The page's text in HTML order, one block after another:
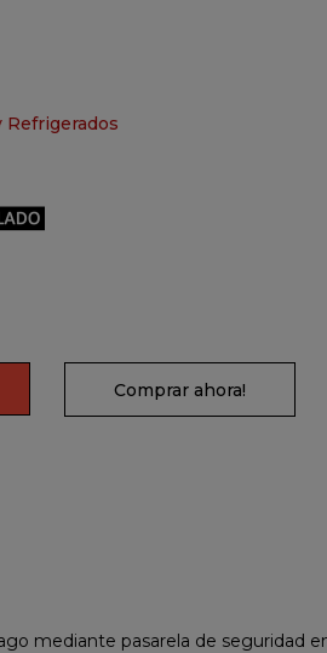
Refrigerados
Comprar ahora!
mediante pasarela de seguridad